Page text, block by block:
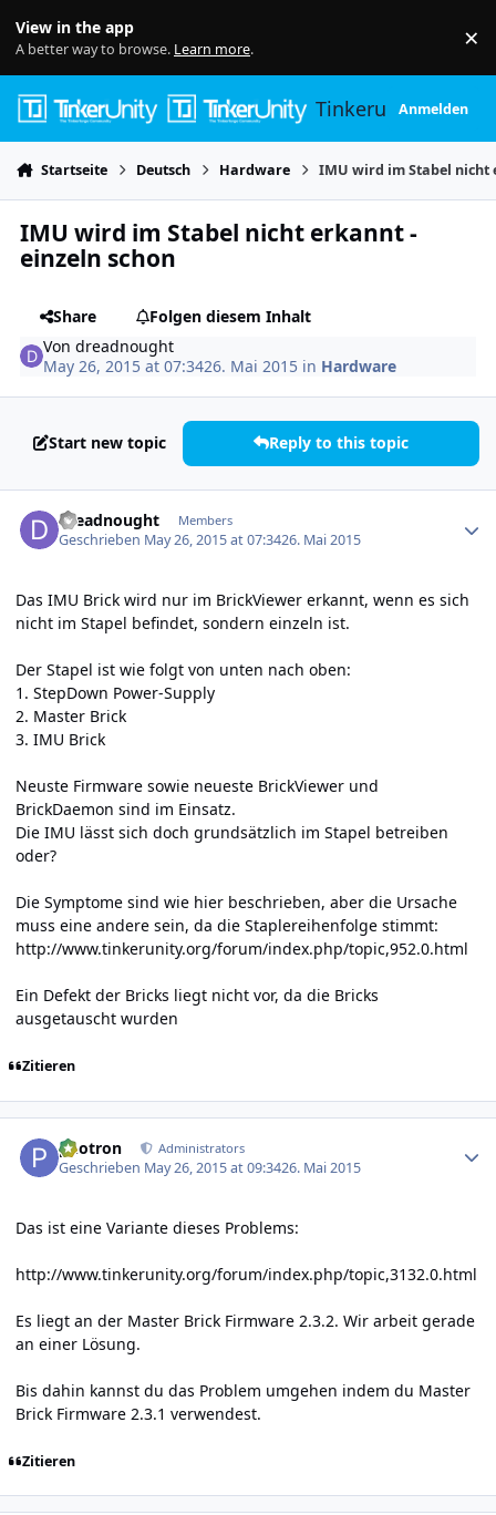
View in the app
A better way to browse. Learn more. ×
TinkerunityAnmelden
Startseite Deutsch Hardware IMU wird im Stabel nicht
IMU wird im Stabel nicht erkannt -
einzeln schon
Share
Folgen diesem Inhalt
Vondreadnought
May 26, 2015 at 07:3426. Mai 2015 in Hardware
Start new topic Reply to this topic
dreadnought Members
Geschrieben May 26, 2015 at 07:3426. Mai 2015
Das IMU Brick wird nur im BrickViewer erkannt, wenn es sich
nicht im Stapel befindet, sondern einzeln ist.
Der Stapel ist wie folgt von unten nach oben:
1. StepDown Power-Supply
2. Master Brick
3. IMU Brick
Neuste Firmware sowie neueste BrickViewer und
BrickDaemon sind im Einsatz.
Die IMU lässt sich doch grundsätzlich im Stapel betreiben
oder?
Die Symptome sind wie hier beschrieben, aber die Ursache
muss eine andere sein, da die Staplereihenfolge stimmt:
http://www.tinkerunity.org/forum/index.php/topic,952.0.html
Ein Defekt der Bricks liegt nicht vor, da die Bricks
ausgetauscht wurden
Zitieren
photron Administrators
Geschrieben May 26, 2015 at 09:3426. Mai 2015
Das ist eine Variante dieses Problems:
http://www.tinkerunity.org/forum/index.php/topic,3132.0.html
Es liegt an der Master Brick Firmware 2.3.2. Wir arbeit gerade
an einer Lösung.
Bis dahin kannst du das Problem umgehen indem du Master
Brick Firmware 2.3.1 verwendest.
Zitieren